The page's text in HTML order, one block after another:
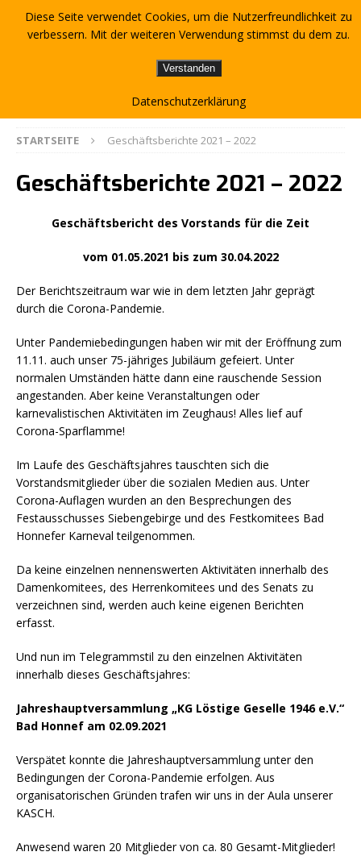
STARTSEITE Geschäftsberichte 2021 – 2022
Geschäftsberichte 2021 – 2022
Geschäftsbericht des Vorstands für die Zeit
vom 01.05.2021 bis zum 30.04.2022
Der Berichtszeitraum war wie in dem letzten Jahr geprägt
durch die Corona-Pandemie.
Unter Pandemiebedingungen haben wir mit der Eröffnung zum
11.11. auch unser 75-jähriges Jubiläum gefeiert. Unter
normalen Umständen hätte dann eine rauschende Session
angestanden. Aber keine Veranstaltungen oder
karnevalistischen Aktivitäten im Zeughaus! Alles lief auf
Corona-Sparflamme!
Im Laufe des Geschäftsjahres tauschten sich die
Vorstandsmitglieder über die sozialen Medien aus. Unter
Corona-Auflagen wurden an den Besprechungen des
Festausschusses Siebengebirge und des Festkomitees Bad
Honnefer Karneval teilgenommen.
Da keine einzelnen nennenswerten Aktivitäten innerhalb des
Damenkomitees, des Herrenkomitees und des Senats zu
verzeichnen sind, werden auch keine eigenen Berichten
erfasst.
Und nun im Telegrammstil zu den einzelnen Aktivitäten
innerhalb dieses Geschäftsjahres:
Jahreshauptversammlung „KG Löstige Geselle 1946 e.V.“
Bad Honnef am 02.09.2021
Verspätet konnte die Jahreshauptversammlung unter den
Bedingungen der Corona-Pandemie erfolgen. Aus
organisatorischen Gründen trafen wir uns in der Aula unserer
KASCH.
Anwesend waren 20 Mitglieder von ca. 80 Gesamt-Mitglieder!
Diese Seite verwendet Cookies, um die Nutzerfreundlichkeit zu
verbessern. Mit der weiteren Verwendung stimmst du dem zu.
Verstanden
Datenschutzerklärung